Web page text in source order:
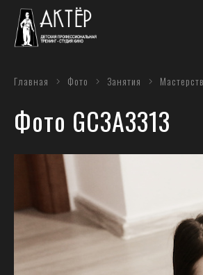
Главная Фото Занятия
Фото GC3A3313